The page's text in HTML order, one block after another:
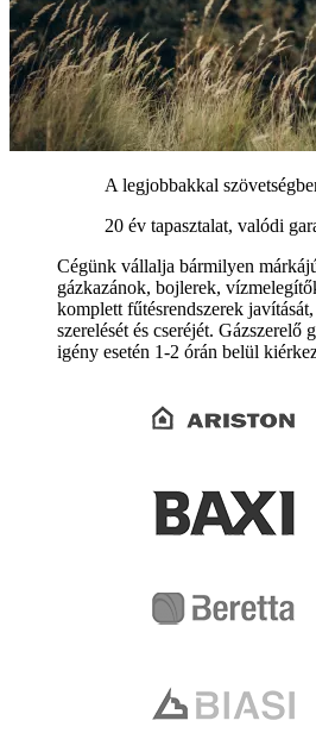
A legjobbakkal
20 év tapasztalat, valódi
Cégünk vállalja bármilyen
gázkazánok, bojlerek,
komplett fűtésrendszerek
szerelését és cseréjét. Gázszerelő
igény esetén 1-2 órán belül